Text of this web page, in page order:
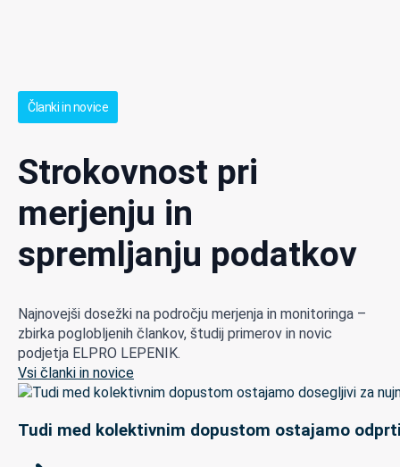
Članki in novice
Strokovnost pri
merjenju in
spremljanju podatkov
Najnovejši dosežki na področju merjenja in monitoringa –
zbirka poglobljenih člankov, študij primerov in novic
podjetja ELPRO LEPENIK.
Vsi članki in novice
Tudi med kolektivnim dopustom ostajamo